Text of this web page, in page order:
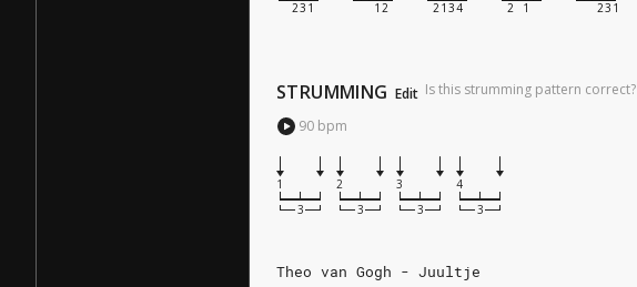
STRUMMING Edit Is this strumming pattern correct?
90 bpm
1 2 3 4
Theo van Gogh - Juultje